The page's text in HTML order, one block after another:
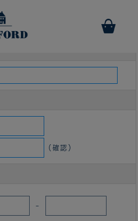
い合わせ
ケース ［8721］
（確認）
-